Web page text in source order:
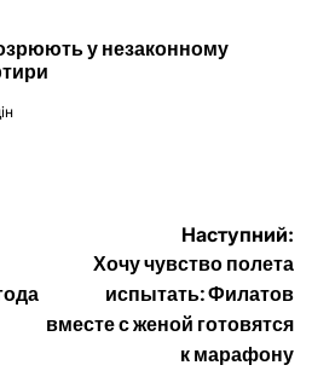
у незаконному
Наступний:
Хочу чувство полета
испытать: Филатов
вместе с женой готовятся
к марафону